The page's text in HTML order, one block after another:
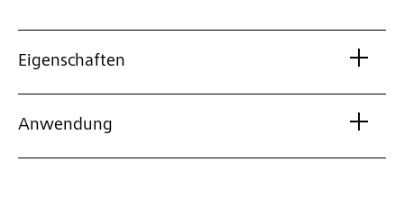
Eigenschaften
Anwendung